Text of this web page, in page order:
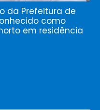
da Prefeitura de
como
em residência